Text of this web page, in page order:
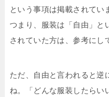
という事項は掲載されてい
つまり、服装は「自由」と
されていた方は、参考にし
ただ、自由と言われると逆
ね。「どんな服装したらい